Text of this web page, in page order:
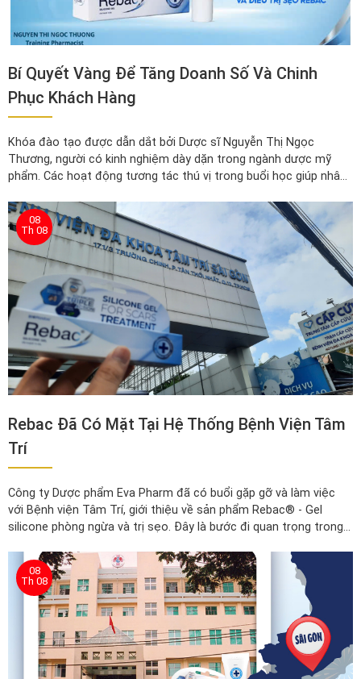
Bí Quyết Vàng Để Tăng Doanh Số Và Chinh
Phục Khách Hàng
Khóa đào tạo được dẫn dắt bởi Dược sĩ Nguyễn Thị Ngọc
Thương, người có kinh nghiệm dày dặn trong ngành dược mỹ
phẩm. Các hoạt động tương tác thú vị trong buổi học giúp nhân
08
Th 08
Rebac Đã Có Mặt Tại Hệ Thống Bệnh Viện Tâm
Trí
Công ty Dược phẩm Eva Pharm đã có buổi gặp gỡ và làm việc
với Bệnh viện Tâm Trí, giới thiệu về sản phẩm Rebac® - Gel
silicone phòng ngừa và trị sẹo. Đây là bước đi quan trọng trong
giải pháp chăm sóc sẹo tiên tiến cho nhiều bệnh nhân
08
Th 08